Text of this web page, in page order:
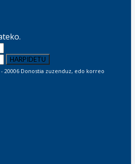
Donostia zuzenduz, edo korreo